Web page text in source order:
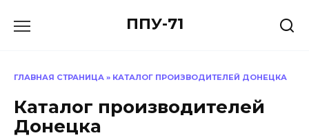
ППУ-71
ГЛАВНАЯ СТРАНИЦА » КАТАЛОГ ПРОИЗВОДИТЕЛЕЙ ДОНЕЦКА
Каталог производителей
Донецка